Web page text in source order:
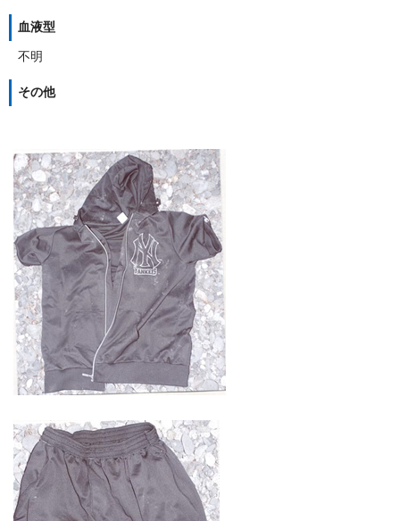
血液型
不明
その他